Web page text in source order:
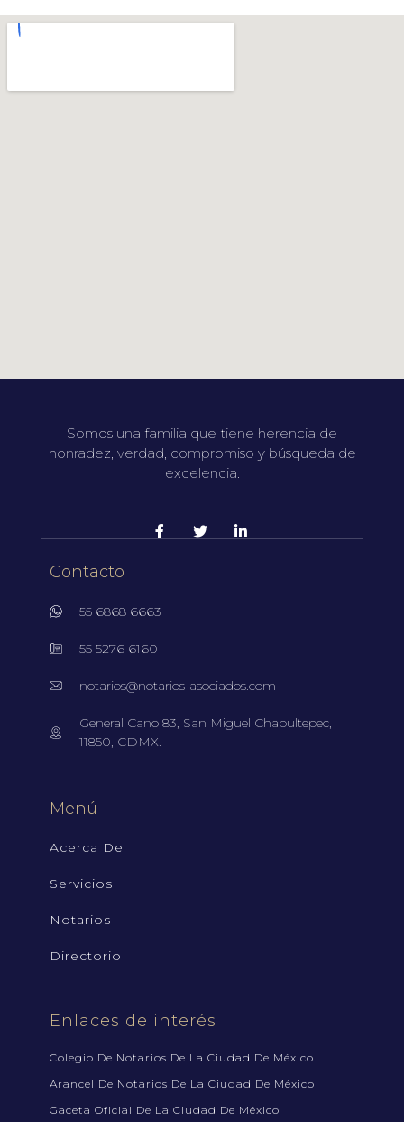
Somos una familia que tiene herencia de
honradez, verdad, compromiso y búsqueda de
excelencia.
Contacto
55 6868 6663
55 5276 6160
notarios@notarios-asociados.com
General Cano 83, San Miguel Chapultepec,
11850, CDMX.
Menú
Acerca De
Servicios
Notarios
Directorio
Enlaces de interés
Colegio De Notarios De La Ciudad De México
Arancel De Notarios De La Ciudad De México
Gaceta Oficial De La Ciudad De México